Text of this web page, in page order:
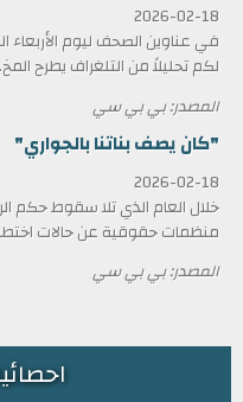
2026-02-18
لكم تحليلاً من التلغراف يطرح
المصدر: بي بي سي
"كان يصف بناتنا بالجواري"
2026-02-18
خلال العام الذي تلا سقوط حكم
منظمات حقوقية عن حالات
المصدر: بي بي سي